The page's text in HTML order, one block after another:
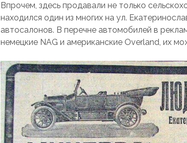
Впрочем, здесь продавали не только
находился один из многих на ул.
автосалонов. В перечне автомобилей в
немецкие NAG и американские Overland, их